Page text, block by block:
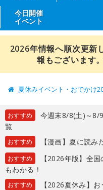
今日開催
イベント
2026年情報へ順次更新
報もございます
夏休みイベント・おでかけ
おすすめ
今週末8/8(土)～8/
覧
おすすめ 【漫画】夏に読
おすすめ
【2026年版】全
もわかる！
おすすめ
【2026夏休み】